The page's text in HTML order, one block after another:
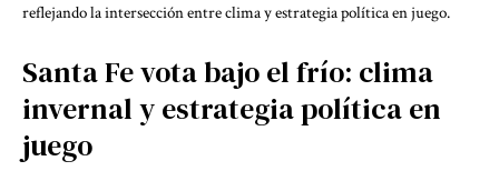
reflejando la intersección entre clima y estrategia política en juego.
Santa Fe vota bajo el frío: clima
invernal y estrategia política en
juego